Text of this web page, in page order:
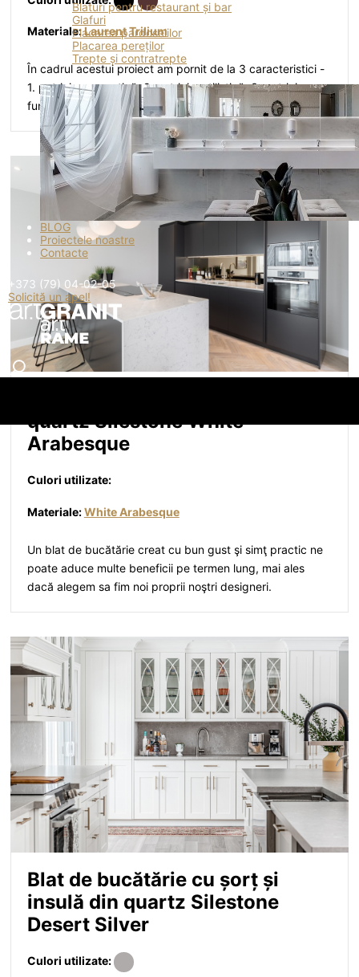
Blaturi pentru restaurant și bar
Glafuri
Placarea pardoselilor
Placarea pereților
Trepte și contratrepte
BLOG
Proiectele noastre
Contacte
+373 (79) 04-02-05
Solicită un apel!
Materiale:LaurentTrilium
În cadrul acestui proiect am pornit de la 3 caracteristici -
1. potrivire cromatică, 2. potrivire stilistică, 3. potrivire
funcțională.
quartz Silestone White
Arabesque
Culori utilizate:
Materiale:White Arabesque
Un blat de bucătărie creat cu bun gust şi simţ practic ne
poate aduce multe beneficii pe termen lung, mai ales
dacă alegem sa fim noi proprii noştri designeri.
Blat de bucătărie cu șorț și
insulă din quartz Silestone
Desert Silver
Culori utilizate: